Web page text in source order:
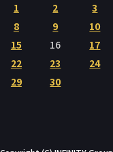
1 2 3
8 9 10
15 16 17
22 23 24
29 30